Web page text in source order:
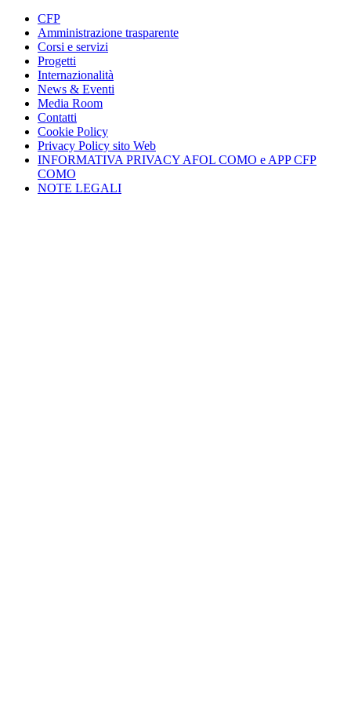
CFP
Amministrazione trasparente
Corsi e servizi
Progetti
Internazionalità
News & Eventi
Media Room
Contatti
Cookie Policy
Privacy Policy sito Web
INFORMATIVA PRIVACY AFOL COMO e APP CFP
COMO
NOTE LEGALI